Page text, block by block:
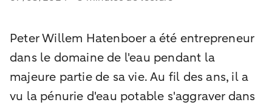
Peter Willem Hatenboer a été entrepreneur
dans le domaine de l'eau pendant la
majeure partie de sa vie. Au fil des ans, il a
vu la pénurie d'eau potable s'aggraver dans